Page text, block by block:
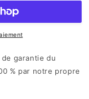
garantie du
% par notre propre